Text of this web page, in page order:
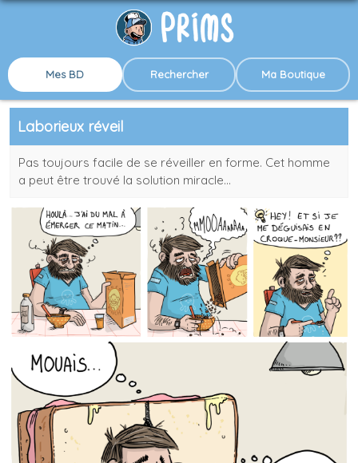
Mes BD Rechercher Ma Boutique
Laborieux réveil
Pas toujours facile de se réveiller en forme. Cet homme
a peut être trouvé la solution miracle...